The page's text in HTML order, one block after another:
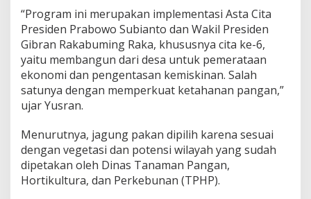
“Program ini merupakan implementasi Asta Cita
Presiden Prabowo Subianto dan Wakil Presiden
Gibran Rakabuming Raka, khususnya cita ke-6,
yaitu membangun dari desa untuk pemerataan
ekonomi dan pengentasan kemiskinan. Salah
satunya dengan memperkuat ketahanan pangan,”
ujar Yusran.
Menurutnya, jagung pakan dipilih karena sesuai
dengan vegetasi dan potensi wilayah yang sudah
dipetakan oleh Dinas Tanaman Pangan,
Hortikultura, dan Perkebunan (TPHP).